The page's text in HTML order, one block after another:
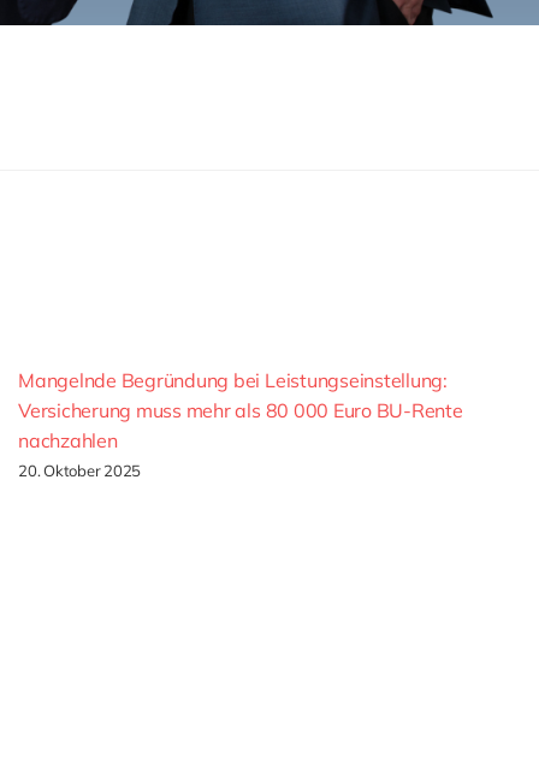
Mangelnde Begründung bei Leistungseinstellung:
Versicherung muss mehr als 80 000 Euro BU-Rente
nachzahlen
20. Oktober 2025